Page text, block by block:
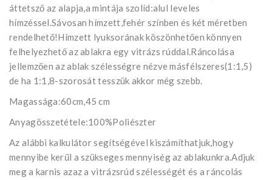
áttetsző az alapja,a mintája szolíd:alul leveles
hímzéssel.Sávosan hímzett,fehér színben és két méretben
rendelhető!Hímzett lyuksorának köszönhetően könnyen
felhelyezhető az ablakra egy vitrázs rúddal.Ráncolása
jellemzően az ablak szélességre nézve másfélszeres(1:1,5)
de ha 1:1,8-szorosát tesszük akkor még szebb.
Magassága:60cm,45 cm
Anyagösszetétele:100%Poliészter
Az alábbi kalkulátor segítségével kiszámíthatjuk,hogy
mennyibe kerűl a szükseges mennyiség az ablakunkra.Adjuk
meg a karnis azaz a vitrázsrúd szélességét és a ráncolás